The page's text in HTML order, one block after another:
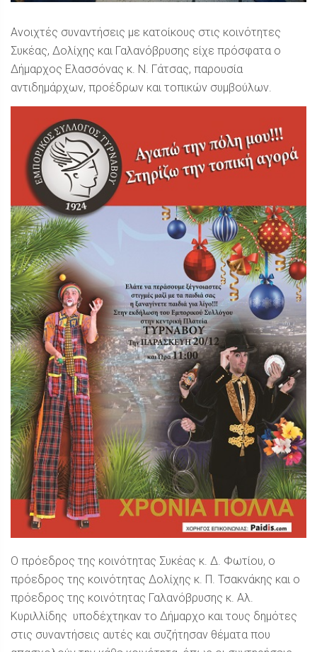
Ανοιχτές συναντήσεις με κατοίκους στις κοινότητες
Συκέας, Δολίχης και Γαλανόβρυσης είχε πρόσφατα ο
Δήμαρχος Ελασσόνας κ. Ν. Γάτσας, παρουσία
αντιδημάρχων, προέδρων και τοπικών συμβούλων.
Ο πρόεδρος της κοινότητας Συκέας κ. Δ. Φωτίου, ο
πρόεδρος της κοινότητας Δολίχης κ. Π. Τσακνάκης και ο
πρόεδρος της κοινότητας Γαλανόβρυσης κ. Αλ.
Κυριλλίδης υποδέχτηκαν το Δήμαρχο και τους δημότες
στις συναντήσεις αυτές και συζήτησαν θέματα που